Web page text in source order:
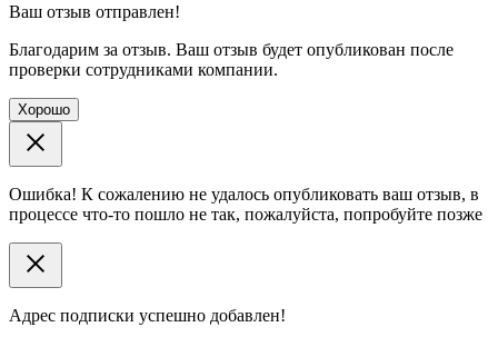
Ваш отзыв отправлен!
Благодарим за отзыв. Ваш отзыв будет опубликован после
проверки сотрудниками компании.
Хорошо
Ошибка! К сожалению не удалось опубликовать ваш отзыв, в
процессе что-то пошло не так, пожалуйста, попробуйте позже
Адрес подписки успешно добавлен!